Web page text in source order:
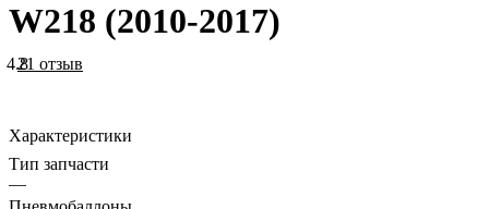
W218 (2010-2017)
4.821 отзыв
Характеристики
Тип запчасти
—